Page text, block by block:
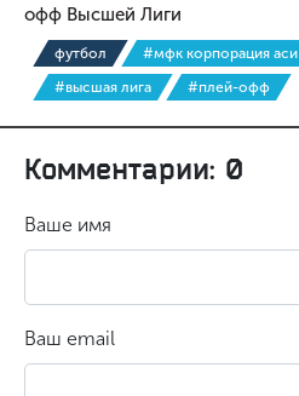
офф Высшей Лиги
футбол #мфк корпорация аси
#высшая лига
#плей-офф
Комментарии: 0
Ваше имя
Ваш email